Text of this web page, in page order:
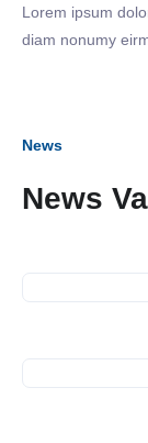
Lorem ipsum
diam nonumy
News
News